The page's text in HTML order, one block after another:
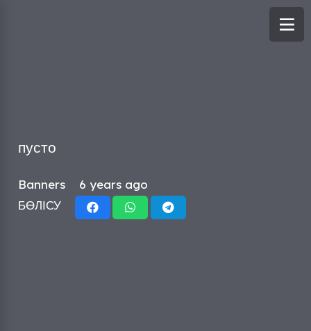
пусто
Banners
6 years ago
БӨЛІСУ